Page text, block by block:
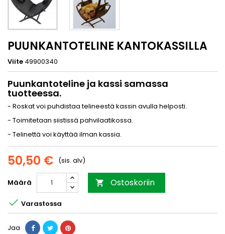
PUUNKANTOTELINE KANTOKASSILLA
Viite 49900340
Puunkantoteline ja kassi samassa
tuotteessa.
- Roskat voi puhdistaa telineestä kassin avulla helposti.
- Toimitetaan siistissä pahvilaatikossa.
- Telinettä voi käyttää ilman kassia.
50,50 € (sis. alv)
Määrä  Ostoskoriin
 Varastossa
Jaa